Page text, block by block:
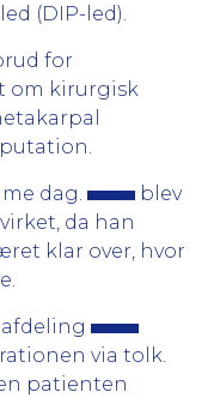
(DIP-led).
for
om kirurgisk
dag.
blev
da han
klar over, hvor
via tolk.
patienten